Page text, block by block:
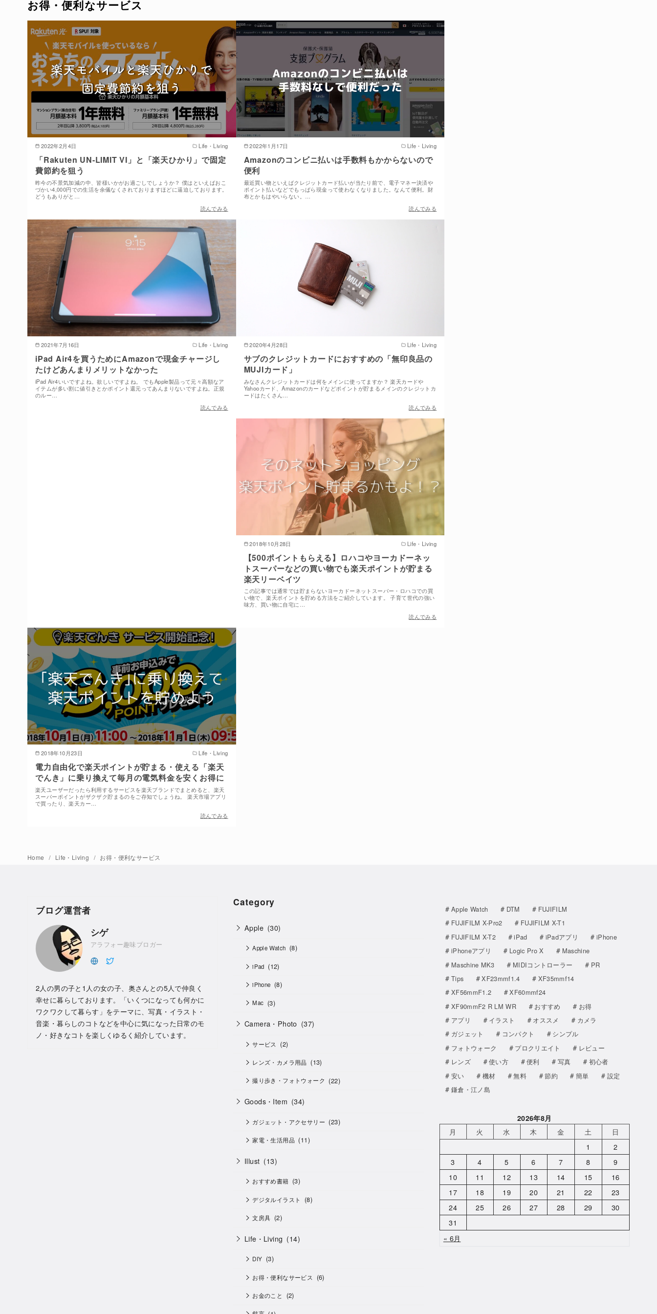
お得・便利なサービス
2022年2月4日 Life・Living
「Rakuten UN-LIMIT VI」と「楽天ひかり」で固定
費節約を狙う
昨今の不景気加減の中、皆様いかがお過ごしでしょうか？ 僕はといえばおこ
づかい4,000円での生活を余儀なくされておりますほどに逼迫しております。
どうもありがと…
読んでみる
2022年1月17日 Life・Living
Amazonのコンビニ払いは手数料もかからないので
便利
最近買い物といえばクレジットカード払いが当たり前で、電子マネー決済や
ポイント払いなどでもっぱら現金って使わなくなりました。なんて便利。財
布とかもはやいらない。…
読んでみる
2021年7月16日 Life・Living
iPad Air4を買うためにAmazonで現金チャージし
たけどあんまりメリットなかった
iPad Air4いいですよね。欲しいですよね。 でもApple製品って元々高額なア
イテムが多い割に値引きとかポイント還元ってあんまりないですよね。正規
のルー…
読んでみる
2020年4月28日 Life・Living
サブのクレジットカードにおすすめの「無印良品の
MUJIカード」
みなさんクレジットカードは何をメインに使ってますか？ 楽天カードや
Yahooカード、Amazonのカードなどポイントが貯まるメインのクレジットカ
ードはたくさん…
読んでみる
2018年10月28日 Life・Living
【500ポイントもらえる】ロハコやヨーカドーネッ
トスーパーなどの買い物でも楽天ポイントが貯まる
楽天リーベイツ
この記事では通常では貯まらないヨーカドーネットスーパー・ロハコでの買
い物で、楽天ポイントを貯める方法をご紹介しています。 子育て世代の強い
味方、買い物に自宅に…
読んでみる
2018年10月23日 Life・Living
電力自由化で楽天ポイントが貯まる・使える「楽天
でんき」に乗り換えて毎月の電気料金を安くお得に
楽天ユーザーだったら利用するサービスを楽天ブランドでまとめると、楽天
スーパーポイントがザクザク貯まるのをご存知でしょうね。 楽天市場アプリ
で買ったり、楽天カー…
読んでみる
Home Life・Living お得・便利なサービス
ブログ運営者
シゲ
アラフォー趣味ブロガー
2人の男の子と1人の女の子、奥さんとの5人で仲良く
幸せに暮らしております。「いくつになっても何かに
ワクワクして暮らす」をテーマに、写真・イラスト・
音楽・暮らしのコトなどを中心に気になった日常のモ
ノ・好きなコトを楽しくゆるく紹介しています。
Category
Apple (30)
Apple Watch (8)
iPad (12)
iPhone (8)
Mac (3)
Camera・Photo (37)
サービス (2)
レンズ・カメラ用品 (13)
撮り歩き・フォトウォーク (22)
Goods・Item (34)
ガジェット・アクセサリー (23)
家電・生活用品 (11)
Illust (13)
おすすめ書籍 (3)
デジタルイラスト (8)
文房具 (2)
Life・Living (14)
DIY (3)
お得・便利なサービス (6)
お金のこと (2)
Apple Watch DTM
FUJIFILM
FUJIFILM X-Pro2
FUJIFILM X-T1
FUJIFILM X-T2
iPad iPadアプリ
iPhone
iPhoneアプリ
Logic Pro X
Maschine
Maschine MK3
MIDIコントローラー
PR
Tips
XF23mmf1.4
XF35mmf14
XF56mmF1.2
XF60mmf24
XF90mmF2 R LM WR
おすすめ
お得
アプリ
イラスト オススメ
カメラ
ガジェット
コンパクト
シンプル
フォトウォーク
プロクリエイト
レビュー
レンズ
使い方 便利 写真
初心者
安い
機材 無料 節約 簡単
設定
鎌倉・江ノ島
2026年8月
月 火 水 木 金 土
日
1
2
3
4 5 6 7 8
9
10
11 12 13 14 15
16
17
18 19 20 21 22
23
24
25 26 27 28 29
30
31
« 6月